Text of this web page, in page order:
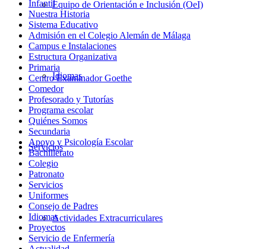
Equipo de Orientación e Inclusión (OeI)
Idiomas
Servicios
Actividades Extracurriculares
Infantil
Nuestra Historia
Sistema Educativo
Admisión en el Colegio Alemán de Málaga
Campus e Instalaciones
Estructura Organizativa
Primaria
Centro Examinador Goethe
Comedor
Profesorado y Tutorías
Programa escolar
Quiénes Somos
Secundaria
Apoyo y Psicología Escolar
Bachillerato
Colegio
Patronato
Servicios
Uniformes
Consejo de Padres
Idiomas
Proyectos
Servicio de Enfermería